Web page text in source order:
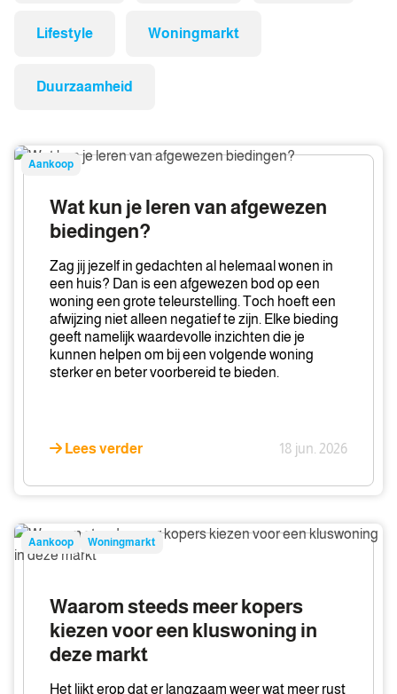
Lifestyle Woningmarkt
Duurzaamheid
Wat
kun
afgewezen
biedingen?
Aankoop
Wat kun je leren van afgewezen
biedingen?
Zag jij jezelf in gedachten al helemaal wonen in
een huis? Dan is een afgewezen bod op een
woning een grote teleurstelling. Toch hoeft een
afwijzing niet alleen negatief te zijn. Elke bieding
geeft namelijk waardevolle inzichten die je
kunnen helpen om bij een volgende woning
sterker en beter voorbereid te bieden.
Lees verder 18 jun. 2026
Waarom
steeds
kopers
kiezen
kluswoning
Aankoop Woningmarkt
Waarom steeds meer kopers
kiezen voor een kluswoning in
deze markt
Het lijkt erop dat er langzaam weer wat meer rust